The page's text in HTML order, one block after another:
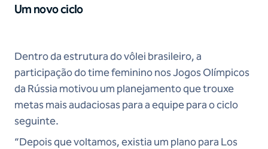
Um novo ciclo
Dentro da estrutura do vôlei brasileiro, a
participação do time feminino nos Jogos Olímpicos
da Rússia motivou um planejamento que trouxe
metas mais audaciosas para a equipe para o ciclo
seguinte.
“Depois que voltamos, existia um plano para Los